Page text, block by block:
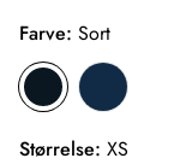
Farve: Sort
Størrelse: XS